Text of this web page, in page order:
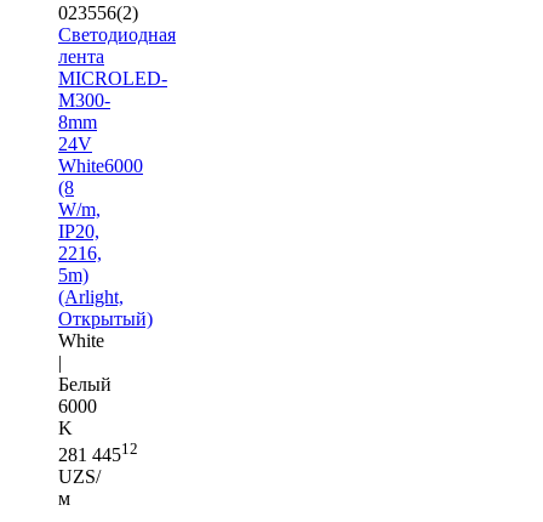
023556(2)
Светодиодная
лента
MICROLED-
M300-
8mm
24V
White6000
(8
W/m,
IP20,
2216,
5m)
(Arlight,
Открытый)
White
|
Белый
6000
K
281 44512
UZS/
м